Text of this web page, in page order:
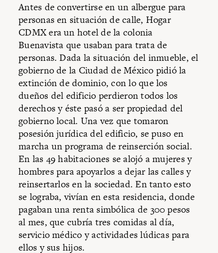
Antes de convertirse en un albergue para
personas en situación de calle, Hogar
CDMX era un hotel de la colonia
Buenavista que usaban para trata de
personas. Dada la situación del inmueble, el
gobierno de la Ciudad de México pidió la
extinción de dominio, con lo que los
dueños del edificio perdieron todos los
derechos y éste pasó a ser propiedad del
gobierno local. Una vez que tomaron
posesión jurídica del edificio, se puso en
marcha un programa de reinserción social.
En las 49 habitaciones se alojó a mujeres y
hombres para apoyarlos a dejar las calles y
reinsertarlos en la sociedad. En tanto esto
se lograba, vivían en esta residencia, donde
pagaban una renta simbólica de 300 pesos
al mes, que cubría tres comidas al día,
servicio médico y actividades lúdicas para
ellos y sus hijos.